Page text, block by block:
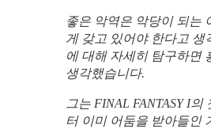
좋은 악역은 악당이 되는
게 갖고 있어야 한다고 생
에 대해 자세히 탐구하면
생각했습니다.
그는 FINAL FANTASY I의
터 이미 어둠을 받아들인